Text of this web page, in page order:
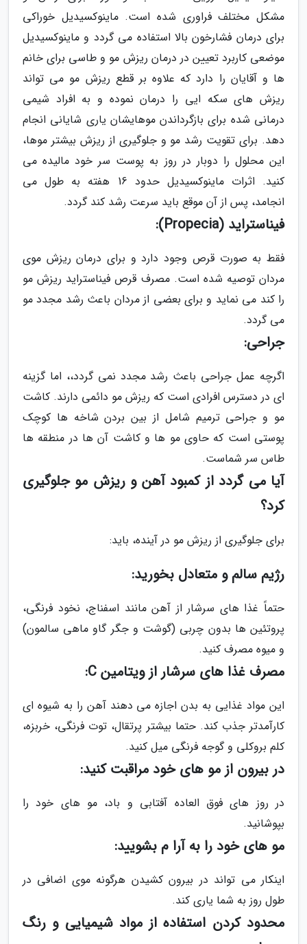
مشکل مختلف فراوری شده است. ماینوکسیدیل خوراکی
برای درمان فشارخون بالا استفاده می گردد و ماینوکسیدیل
موضعی کاربرد تعیین در درمان ریزش مو و طاسی برای خانم
ها و آقایان را دارد که علاوه بر قطع ریزش مو می تواند
ریزش های سکه ایی را درمان نموده و به افراد شیمی
درمانی شده برای بازگرداندن موهایشان یاری شایانی انجام
دهد. برای تقویت رشد مو و جلوگیری از ریزش بیشتر موها،
این محلول را دوبار در روز به پوست سر خود مالیده می
کنید. اثرات ماینوکسیدیل حدود 16 هفته به طول می
انجامد، پس از آن موقع باید سرعت رشد کند گردد.
فیناستراید (Propecia):
فقط به صورت قرص وجود دارد و برای درمان ریزش موی
مردان توصیه شده است. مصرف قرص فیناستراید ریزش مو
را کند می نماید و برای بعضی از مردان باعث رشد مجدد مو
می گردد.
جراحی:
اگرچه عمل جراحی باعث رشد مجدد نمی گردد،، اما گزینه
ای در دسترس افرادی است که ریزش مو دائمی دارند. کاشت
مو و جراحی ترمیم شامل از بین بردن شاخه ها کوچک
پوستی است که حاوی مو ها و کاشت آن ها در منطقه ها
طاس سر شماست.
آیا می گردد از کمبود آهن و ریزش مو جلوگیری
کرد؟
برای جلوگیری از ریزش مو در آینده، باید:
رژیم سالم و متعادل بخورید:
حتماً غذا های سرشار از آهن مانند اسفناج، نخود فرنگی،
پروتئین ها بدون چربی (گوشت و جگر گاو ماهی سالمون)
و میوه مصرف کنید.
مصرف غذا های سرشار از ویتامین C:
این مواد غذایی به بدن اجازه می دهند آهن را به شیوه ای
کارآمدتر جذب کند. حتما بیشتر پرتقال، توت فرنگی، خربزه،
کلم بروکلی و گوجه فرنگی میل کنید.
در بیرون از مو های خود مراقبت کنید:
در روز های فوق العاده آفتابی و باد، مو های خود را
بپوشانید.
مو های خود را به آرا م بشویید:
اینکار می تواند در بیرون کشیدن هرگونه موی اضافی در
طول روز به شما یاری کند.
محدود کردن استفاده از مواد شیمیایی و رنگ